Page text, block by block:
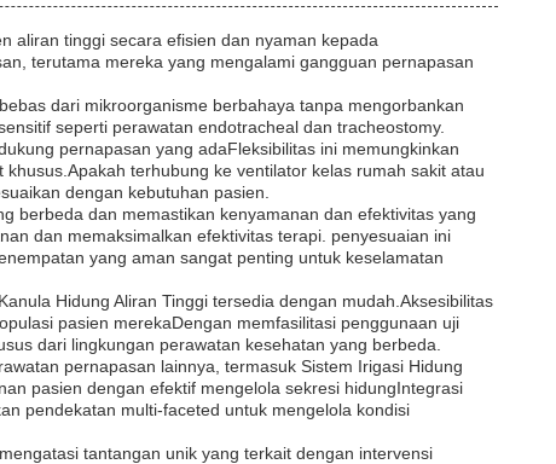
aliran tinggi secara efisien dan nyaman kepada
terutama mereka yang mengalami gangguan pernapasan
dari mikroorganisme berbahaya tanpa mengorbankan
seperti perawatan endotracheal dan tracheostomy.
pernapasan yang adaFleksibilitas ini memungkinkan
terhubung ke ventilator kelas rumah sakit atau
dengan kebutuhan pasien.
berbeda dan memastikan kenyamanan dan efektivitas yang
dan memaksimalkan efektivitas terapi. penyesuaian ini
yang aman sangat penting untuk keselamatan
Hidung Aliran Tinggi tersedia dengan mudah.Aksesibilitas
pasien merekaDengan memfasilitasi penggunaan uji
dari lingkungan perawatan kesehatan yang berbeda.
pernapasan lainnya, termasuk Sistem Irigasi Hidung
pasien dengan efektif mengelola sekresi hidungIntegrasi
pendekatan multi-faceted untuk mengelola kondisi
tantangan unik yang terkait dengan intervensi